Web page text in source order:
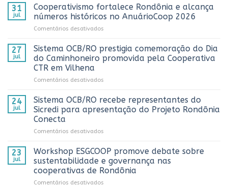
OCB/RO
3º
Rondônia
e
reconhece
de
comunicação
cooperativista
31
jul
Cooperativismo fortalece Rondônia e alcança
números históricos no AnuárioCoop 2026
Comentários desativados
fortalece
Rondônia
e
no
AnuárioCoop
27
jul
Sistema OCB/RO prestigia comemoração do Dia
do Caminhoneiro promovida pela Cooperativa
CTR em Vilhena
Comentários desativados
OCB/RO
prestigia
comemoração
Caminhoneiro
promovida
pela
Cooperativa
24
jul
Sistema OCB/RO recebe representantes do
Sicredi para apresentação do Projeto Rondônia
Conecta
Comentários desativados
OCB/RO
recebe
representantes
do
23
jul
Workshop ESGCOOP promove debate sobre
sustentabilidade e governança nas
cooperativas de Rondônia
Comentários desativados